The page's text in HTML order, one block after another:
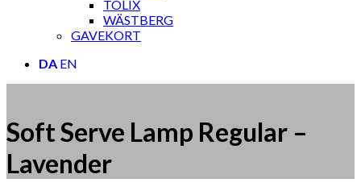
TOLIX
WÄSTBERG
GAVEKORT
DA EN
Soft Serve Lamp Regular –
Lavender